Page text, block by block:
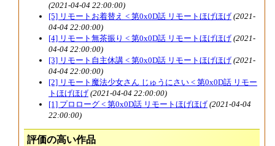
(2021-04-04 22:00:00)
[5] リモートお着替え < 第0x0D話 リモートほげほげ (2021-
04-04 22:00:00)
[4] リモート無茶振り < 第0x0D話 リモートほげほげ (2021-
04-04 22:00:00)
[3] リモート自主休講 < 第0x0D話 リモートほげほげ (2021-
04-04 22:00:00)
[2] リモート魔法少女さん じゅうにさい < 第0x0D話 リモー
トほげほげ (2021-04-04 22:00:00)
[1] プロローグ < 第0x0D話 リモートほげほげ (2021-04-04
22:00:00)
評価の高い作品